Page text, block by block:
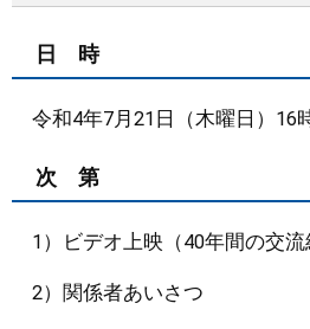
日 時
令和4年7月21日（木曜日）16
次 第
1）ビデオ上映（40年間の交流
2）関係者あいさつ